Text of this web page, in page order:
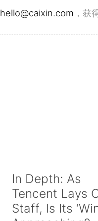
hello@caixin.com ，获
In Depth: As
Tencent Lays
Staff, Is Its